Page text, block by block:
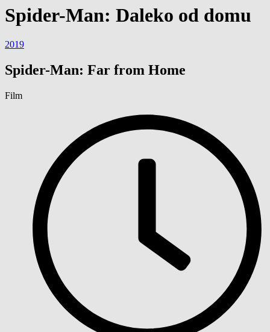
Spider-Man: Daleko od domu
2019
Spider-Man: Far from Home
Film